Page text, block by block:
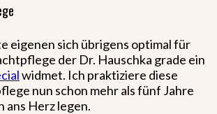
eigenen sich übrigens optimal für
der Dr. Hauschka grade ein
widmet. Ich praktiziere diese
nun schon mehr als fünf Jahre
ans Herz legen.